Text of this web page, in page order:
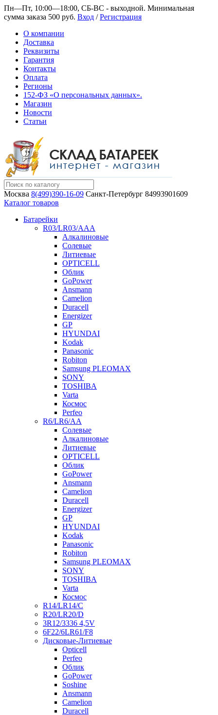
Пн—Пт, 10:00—18:00, СБ-ВС - выходной. Минимальная
сумма заказа 500 руб. Вход /Регистрация
О компании
Доставка
Реквизиты
Гарантия
Контакты
Оплата
Регионы
152-ФЗ «О персональных данных».
Магазин
Новости
Статьи
Москва 8(499)390-16-09 Санкт-Петербург 84993901609
Каталог товаров
Батарейки
R03/LR03/AAA
Алкалиновые
Солевые
Литиевые
OPTICELL
Облик
GoPower
Ansmann
Camelion
Duracell
Energizer
GP
HYUNDAI
Kodak
Panasonic
Robiton
Samsung PLEOMAX
SONY
TOSHIBA
Varta
Космос
Perfeo
R6/LR6/AA
Солевые
Алкалиновые
Литиевые
OPTICELL
Облик
GoPower
Ansmann
Camelion
Duracell
Energizer
GP
HYUNDAI
Kodak
Panasonic
Robiton
Samsung PLEOMAX
SONY
TOSHIBA
Varta
Космос
R14/LR14/C
R20/LR20/D
3R12/3336 4,5V
6F22/6LR61/F8
Дисковые-Литиевые
Opticell
Perfeo
Облик
GoPower
Soshine
Ansmann
Camelion
Duracell